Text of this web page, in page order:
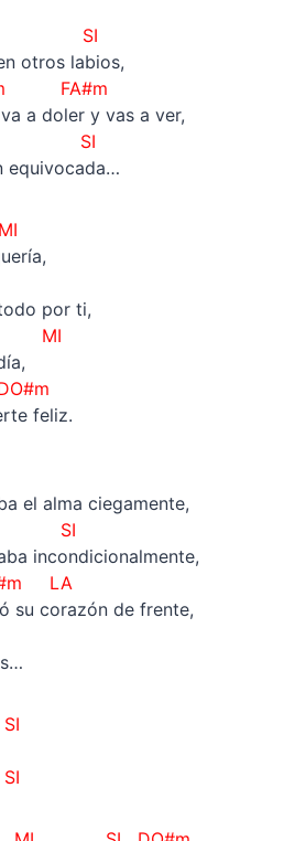
SI
otros labios,
a doler y vas a ver,
SI
equivocada…
por ti,
feliz.
el alma ciegamente,
incondicionalmente,
LA
su corazón de frente,